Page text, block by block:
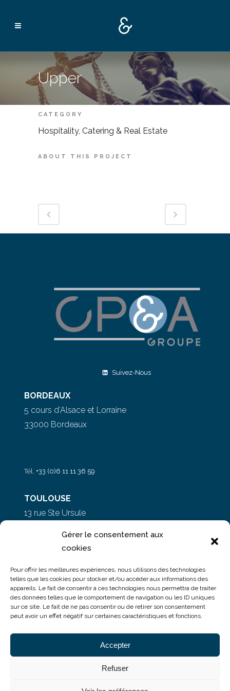
Gérer le consentement aux
cookies
Pour offrir les meilleures expériences, nous utilisons des technologies
telles que les cookies pour stocker et/ou accéder aux informations des
appareils. Le fait de consentir à ces technologies nous permettra de traiter
des données telles que le comportement de navigation ou les ID uniques
sur ce site. Le fait de ne pas consentir ou de retirer son consentement
peut avoir un effet négatif sur certaines caractéristiques et fonctions.
Accepter
Refuser
Upper
CATEGORY
Hospitality, Catering & Real Estate
ABOUT THIS PROJECT
Suivez-Nous
BORDEAUX
5 cours d’Alsace et Lorraine
33000 Bordeaux
Tél.+33 (0)6 11 11 36 59
TOULOUSE
13 rue Ste Ursule
5 rue du Colonel Moll
75017 Paris